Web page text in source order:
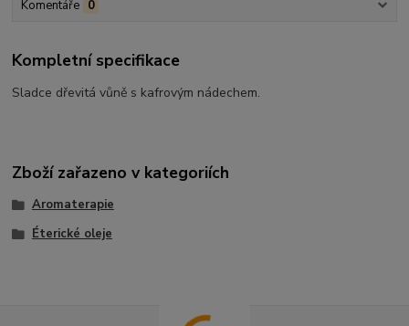
Komentáře 0
Kompletní specifikace
Sladce dřevitá vůně s kafrovým nádechem.
Zboží zařazeno v kategoriích
Aromaterapie
Éterické oleje